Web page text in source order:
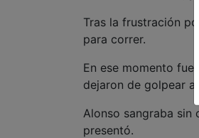
Tras la frustración
para correr.
En ese momento
dejaron de golpear
Alonso sangraba sin
presentó.